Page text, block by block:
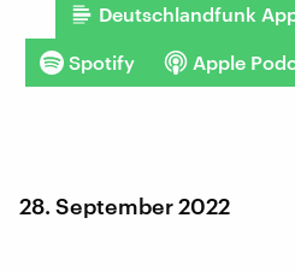
Deutschlandfunk
Spotify Apple
28. September 2022